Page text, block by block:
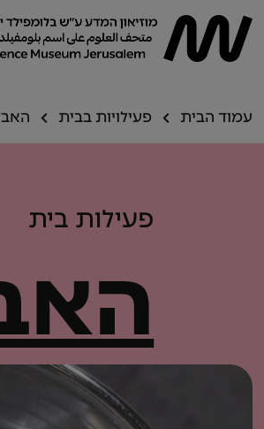
עמוד הבית פעילויות בבית
פעילות בית